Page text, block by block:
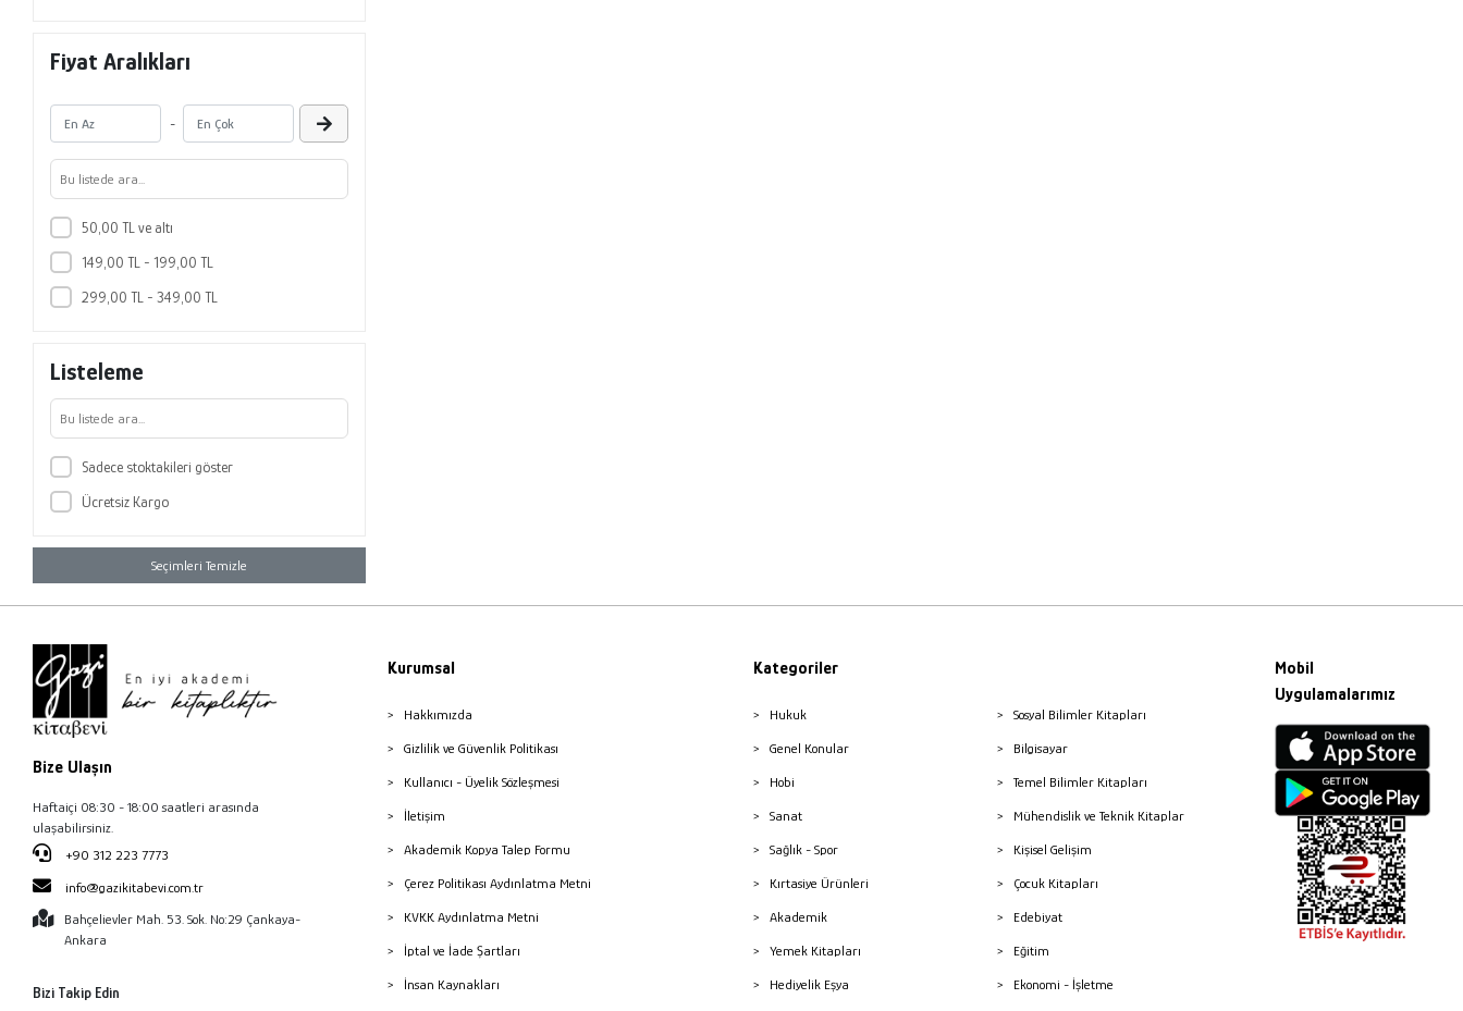
Fiyat Aralıkları
-
50,00 TL ve altı
149,00 TL - 199,00 TL
299,00 TL - 349,00 TL
Listeleme
Sadece stoktakileri göster
Ücretsiz Kargo
Seçimleri Temizle
Bize Ulaşın
Haftaiçi 08:30 - 18:00 saatleri arasında
ulaşabilirsiniz.
+90 312 223 7773
info@gazikitabevi.com.tr
Bahçelievler Mah. 53. Sok. No:29 Çankaya-
Ankara
Bizi Takip Edin
Kurumsal
Hakkımızda
Gizlilik ve Güvenlik Politikası
Kullanıcı - Üyelik Sözleşmesi
İletişim
Akademik Kopya Talep Formu
Çerez Politikası Aydınlatma Metni
KVKK Aydınlatma Metni
İptal ve İade Şartları
İnsan Kaynakları
Kategoriler
Hukuk
Genel Konular
Hobi
Sanat
Sağlık - Spor
Kırtasiye Ürünleri
Akademik
Yemek Kitapları
Hediyelik Eşya
Sosyal Bilimler Kitapları
Bilgisayar
Temel Bilimler Kitapları
Mühendislik ve Teknik Kitaplar
Kişisel Gelişim
Çocuk Kitapları
Edebiyat
Eğitim
Ekonomi - İşletme
Mobil
Uygulamalarımız